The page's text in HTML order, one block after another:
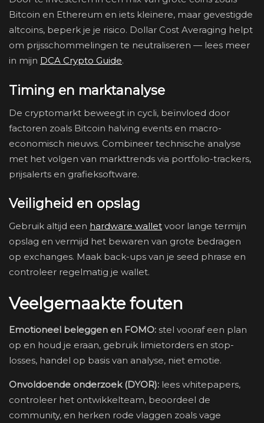
Bitcoin en Ethereum en iets kleinere, maar gevestigde
altcoins, beperk je je risico. Dollar Cost Averaging helpt
om prijsschommelingen te neutraliseren — lees meer
in mijn DCA Crypto Guide.
Timing en marktanalyse
De cryptomarkt beweegt in cycli, beïnvloed door
factoren zoals Bitcoin halving events en macro-
economisch nieuws. Combineer technische analyse
met het volgen van markttrends via portfolio-trackers,
prijsalerts en grafieksoftware.
Veiligheid en opslag
Gebruik altijd een hardware wallet voor lange termijn
opslag en vermijd het bewaren van grote bedragen
op exchanges. Maak back-ups van je seed phrase en
controleer regelmatig je wallet.
Veelgemaakte fouten
Emotioneel beleggen en FOMO: stel vooraf een plan
op en houd je eraan, gebruik limietorders en stop-
losses, handel op basis van analyse, niet emotie.
Onvoldoende onderzoek (DYOR): lees whitepapers,
controleer het ontwikkelteam, beoordeel de
community, en herken rode vlaggen zoals vage